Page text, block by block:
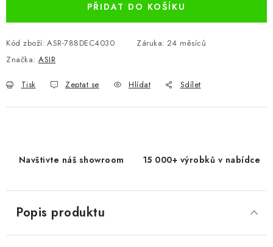
PŘIDAT DO KOŠÍKU
Kód zboží: ASR-788DEC4030 Záruka: 24 měsíců
Značka: ASIR
Tisk Zeptat se Hlídat Sdílet
Navštivte náš showroom 15 000+ výrobků v nabídce
Popis produktu